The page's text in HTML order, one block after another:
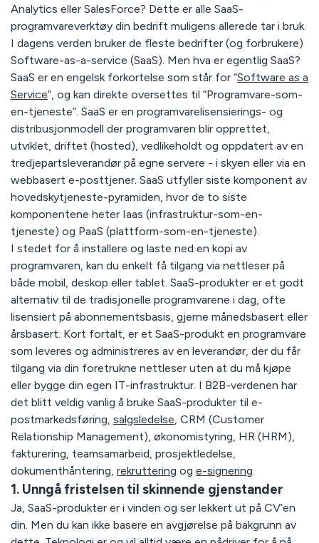
Analytics eller SalesForce? Dette er alle SaaS-
programvareverktøy din bedrift muligens allerede tar i bruk.
I dagens verden bruker de fleste bedrifter (og forbrukere)
Software-as-a-service (SaaS). Men hva er egentlig SaaS?
SaaS er en engelsk forkortelse som står for “Software as a
Service”, og kan direkte oversettes til “Programvare-som-
en-tjeneste”. SaaS er en programvarelisensierings- og
distribusjonmodell der programvaren blir opprettet,
utviklet, driftet (hosted), vedlikeholdt og oppdatert av en
tredjepartsleverandør på egne servere - i skyen eller via en
webbasert e-posttjener. SaaS utfyller siste komponent av
hovedskytjeneste-pyramiden, hvor de to siste
komponentene heter Iaas (infrastruktur-som-en-
tjeneste) og PaaS (plattform-som-en-tjeneste).
I stedet for å installere og laste ned en kopi av
programvaren, kan du enkelt få tilgang via nettleser på
både mobil, deskop eller tablet. SaaS-produkter er et godt
alternativ til de tradisjonelle programvarene i dag, ofte
lisensiert på abonnementsbasis, gjerne månedsbasert eller
årsbasert. Kort fortalt, er et SaaS-produkt en programvare
som leveres og administreres av en leverandør, der du får
tilgang via din foretrukne nettleser uten at du må kjøpe
eller bygge din egen IT-infrastruktur. I B2B-verdenen har
det blitt veldig vanlig å bruke SaaS-produkter til e-
postmarkedsføring, salgsledelse, CRM (Customer
Relationship Management), økonomistyring, HR (HRM),
fakturering, teamsamarbeid, prosjektledelse,
dokumenthåntering, rekruttering og e-signering.
1. Unngå fristelsen til skinnende gjenstander
Ja, SaaS-produkter er i vinden og ser lekkert ut på CV’en
din. Men du kan ikke basere en avgjørelse på bakgrunn av